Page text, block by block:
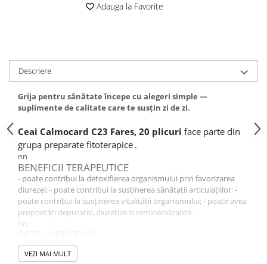
Altele-Produse pentru ingrijire si
Aparatura medicala
Plasturi
Altele-Produse tehnico-medicale
Sanatatea cuplului
Tonice sexuale
Fertilitate
Teste de sarcina si ovulatie
Altele-Sanatatea cuplului
Suplimente alimentare
Vitamine si minerale
Afectiuni dermatologice
Adauga la Favorite
Descriere
Grija pentru sănătate începe cu alegeri simple —
suplimente de calitate care te susțin zi de zi.
Ceai Calmocard C23 Fares, 20 plicuri face parte din
grupa preparate fitoterapice .
nn
BENEFICII TERAPEUTICE
- poate contribui la detoxifierea organismului prin favorizarea
diurezei; - poate contribui la susținerea sănătații articulațiilor; -
poate contribui la susținerea vitalității organismului; - poate avea
proprietăți depurativ, diuretice si remineralizante.
nn
Precautii: La dozele recomandate nu se cunosc.
nnVEZI MAI MULT